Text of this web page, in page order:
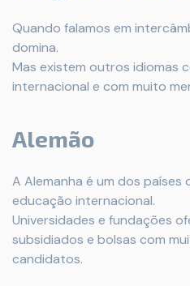
Quando falamos em
domina.
Mas existem outros idiomas
internacional e com muito
Alemão
A Alemanha é um dos países
educação internacional.
Universidades e fundações
subsidiados e bolsas com
candidatos.